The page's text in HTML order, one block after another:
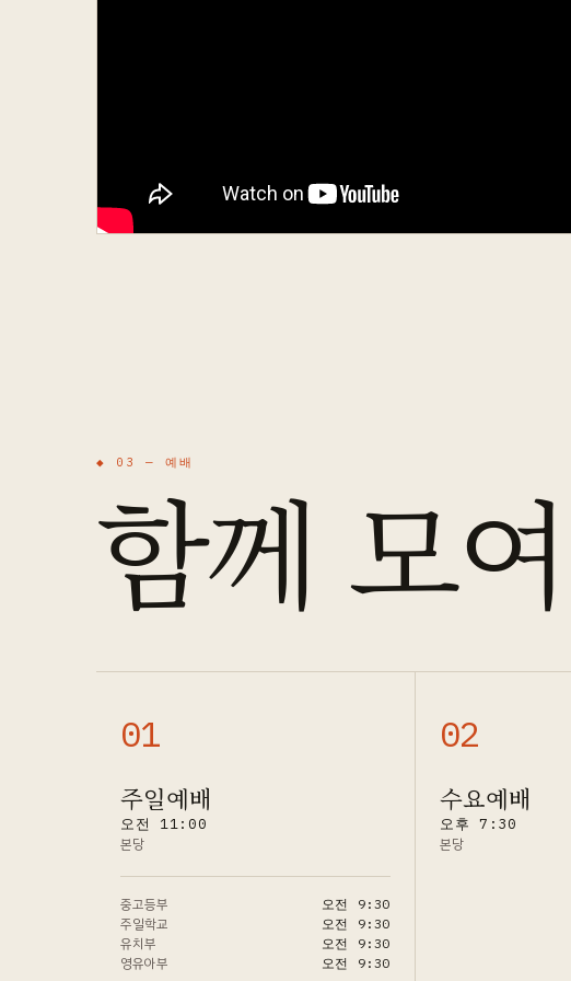
◆ 03 — 예배
함께 모여
01
주일예배
오전 11:00
본당
중고등부 오전 9:30
주일학교 오전 9:30
유치부 오전 9:30
영유아부 오전 9:30
02
수요예배
오후 7:30
본당